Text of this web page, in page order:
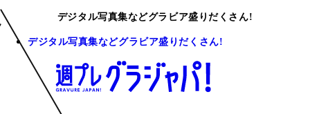
デジタル写真集などグラビア盛りだくさん!
デジタル写真集などグラビア盛りだくさん!